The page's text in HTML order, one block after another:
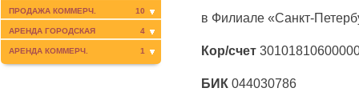
ПРОДАЖА КОММЕРЧ. 10
АРЕНДА ГОРОДСКАЯ 4
АРЕНДА КОММЕРЧ. 1
в Филиале «Санкт-
Кор/счет
БИК 044030786